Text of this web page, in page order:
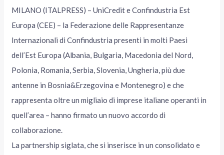
MILANO (ITALPRESS) – UniCredit e Confindustria Est
Europa (CEE) – la Federazione delle Rappresentanze
Internazionali di Confindustria presenti in molti Paesi
dell’Est Europa (Albania, Bulgaria, Macedonia del Nord,
Polonia, Romania, Serbia, Slovenia, Ungheria, più due
antenne in Bosnia&Erzegovina e Montenegro) e che
rappresenta oltre un migliaio di imprese italiane operanti in
quell’area – hanno firmato un nuovo accordo di
collaborazione.
La partnership siglata, che si inserisce in un consolidato e